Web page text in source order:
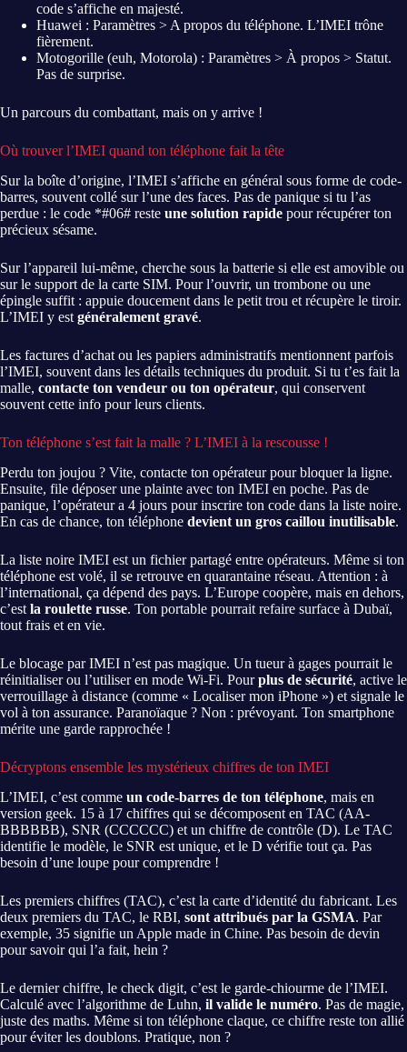
code s’affiche en majesté.
Huawei : Paramètres > A propos du téléphone. L’IMEI trône
fièrement.
Motogorille (euh, Motorola) : Paramètres > À propos > Statut.
Pas de surprise.
Un parcours du combattant, mais on y arrive !
Où trouver l’IMEI quand ton téléphone fait la tête
Sur la boîte d’origine, l’IMEI s’affiche en général sous forme de code-
barres, souvent collé sur l’une des faces. Pas de panique si tu l’as
perdue : le code *#06# reste une solution rapide pour récupérer ton
précieux sésame.
Sur l’appareil lui-même, cherche sous la batterie si elle est amovible ou
sur le support de la carte SIM. Pour l’ouvrir, un trombone ou une
épingle suffit : appuie doucement dans le petit trou et récupère le tiroir.
L’IMEI y est généralement gravé.
Les factures d’achat ou les papiers administratifs mentionnent parfois
l’IMEI, souvent dans les détails techniques du produit. Si tu t’es fait la
malle, contacte ton vendeur ou ton opérateur, qui conservent
souvent cette info pour leurs clients.
Ton téléphone s’est fait la malle ? L’IMEI à la rescousse !
Perdu ton joujou ? Vite, contacte ton opérateur pour bloquer la ligne.
Ensuite, file déposer une plainte avec ton IMEI en poche. Pas de
panique, l’opérateur a 4 jours pour inscrire ton code dans la liste noire.
En cas de chance, ton téléphone devient un gros caillou inutilisable.
La liste noire IMEI est un fichier partagé entre opérateurs. Même si ton
téléphone est volé, il se retrouve en quarantaine réseau. Attention : à
l’international, ça dépend des pays. L’Europe coopère, mais en dehors,
c’est la roulette russe. Ton portable pourrait refaire surface à Dubaï,
tout frais et en vie.
Le blocage par IMEI n’est pas magique. Un tueur à gages pourrait le
réinitialiser ou l’utiliser en mode Wi-Fi. Pourplus de sécurité, active le
verrouillage à distance (comme « Localiser mon iPhone ») et signale le
vol à ton assurance. Paranoïaque ? Non : prévoyant. Ton smartphone
mérite une garde rapprochée !
Décryptons ensemble les mystérieux chiffres de ton IMEI
L’IMEI, c’est comme un code-barres de ton téléphone, mais en
version geek. 15 à 17 chiffres qui se décomposent en TAC (AA-
BBBBBB), SNR (CCCCCC) et un chiffre de contrôle (D). Le TAC
identifie le modèle, le SNR est unique, et le D vérifie tout ça. Pas
besoin d’une loupe pour comprendre !
Les premiers chiffres (TAC), c’est la carte d’identité du fabricant. Les
deux premiers du TAC, le RBI, sont attribués par la GSMA. Par
exemple, 35 signifie un Apple made in Chine. Pas besoin de devin
pour savoir qui l’a fait, hein ?
Le dernier chiffre, le check digit, c’est le garde-chiourme de l’IMEI.
Calculé avec l’algorithme de Luhn, il valide le numéro. Pas de magie,
juste des maths. Même si ton téléphone claque, ce chiffre reste ton allié
pour éviter les doublons. Pratique, non ?